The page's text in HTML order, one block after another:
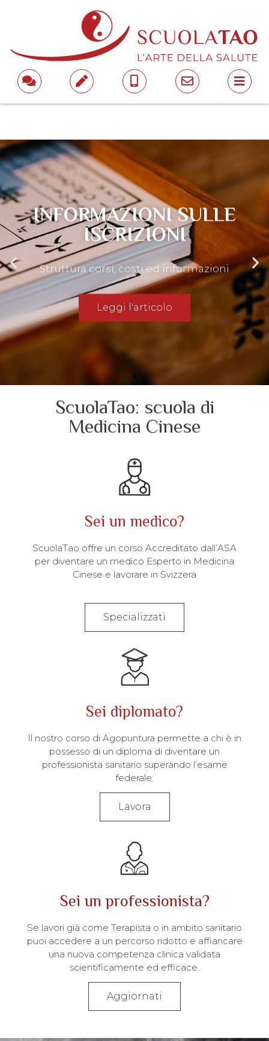
INFORMAZIONI SULLE
ISCRIZIONI
Struttura corsi, costi ed informazioni
Leggi l'articolo
ScuolaTao: scuola di
Medicina Cinese
Sei un medico?
ScuolaTao offre un corso Accreditato dall’ASA
per diventare un medico Esperto in Medicina
Cinese e lavorare in Svizzera
Specializzati
Sei diplomato?
Il nostro corso di Agopuntura permette a chi è in
possesso di un diploma di diventare un
professionista sanitario superando l’esame
federale.
Lavora
Sei un professionista?
Se lavori già come Terapista o in ambito sanitario
puoi accedere a un percorso ridotto e affiancare
una nuova competenza clinica validata
scientificamente ed efficace.
Aggiornati